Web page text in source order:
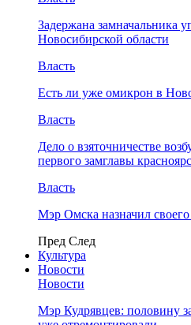
Задержана
Новосибирской области
Власть
Есть ли уже омикрон в
Власть
Дело о взяточничестве
первого замглавы
Власть
Мэр Омска назначил своего
Пред След
Культура
Новости
Новости
Мэр Кудрявцев: половину